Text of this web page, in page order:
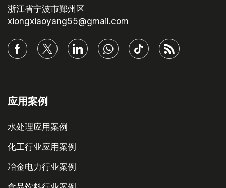
浙江省宁波市鄞州区
xiongxiaoyang55@gmail.com
应用案例
水处理应用案例
化工行业应用案例
冶金电力行业案例